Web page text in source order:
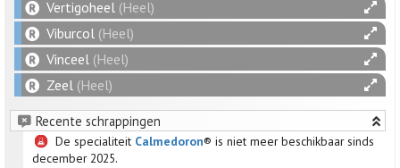
Vertigoheel (Heel)
Viburcol (Heel)
Vinceel (Heel)
Zeel (Heel)
Recente schrappingen
De specialiteit Calmedoron® is niet meer beschikbaar sinds
december 2025.